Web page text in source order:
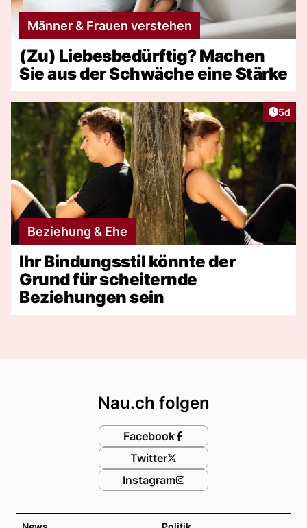
Männer & Frauen verstehen
(Zu) Liebesbedürftig? Machen
Sie aus der Schwäche eine Stärke
5d
Beziehung & Ehe
Ihr Bindungsstil könnte der
Grund für scheiternde
Beziehungen sein
Nau.ch folgen
Facebook
Twitter
Instagram